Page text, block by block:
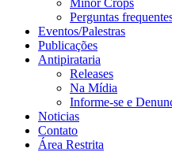
Minor Crops
Perguntas
Eventos/Palestras
Publicações
Antipirataria
Releases
Na Mídia
Informe-se e
Noticias
Contato
Área Restrita